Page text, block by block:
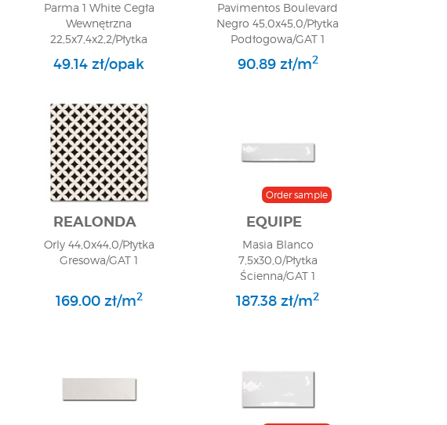
Parma 1 White Cegła
Wewnętrzna
22,5x7,4x2,2/Płytka
Ścienna/GAT 1
49.14 zł/opak
Pavimentos Boulevard
Negro 45,0x45,0/Płytka
Podłogowa/GAT 1
90.89 zł/m2
REALONDA
Orly 44,0x44,0/Płytka
Gresowa/GAT 1
169.00 zł/m2
Order sample
EQUIPE
Masia Blanco
7,5x30,0/Płytka
Ścienna/GAT 1
187.38 zł/m2